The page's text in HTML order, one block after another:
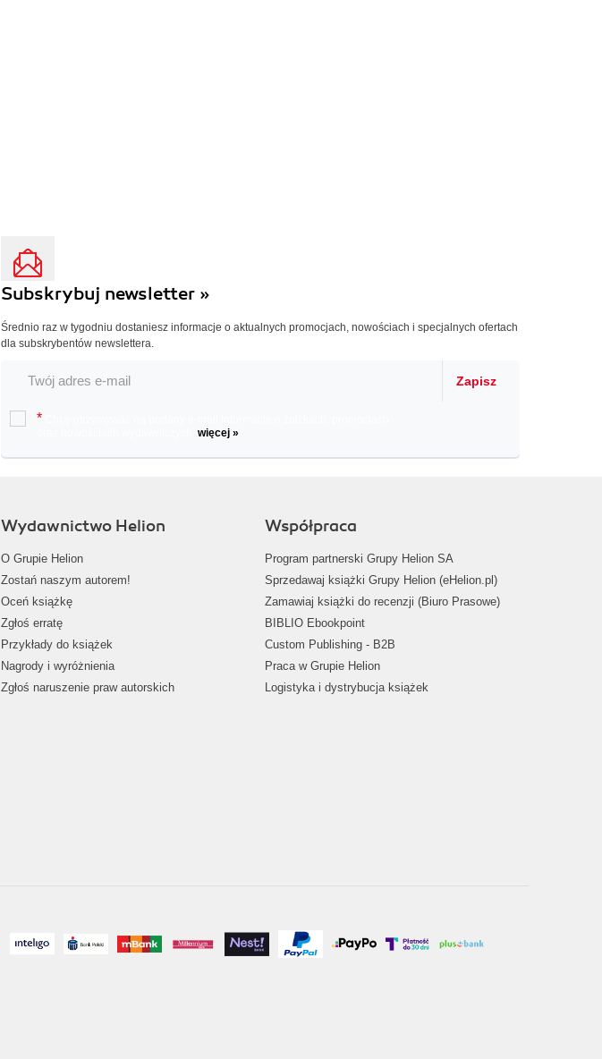
Subskrybuj newsletter »
Średnio raz w tygodniu dostaniesz informacje o aktualnych promocjach, nowościach i specjalnych ofertach
dla subskrybentów newslettera.
Zapisz
*
więcej »
Wydawnictwo Helion
O Grupie Helion
Zostań naszym autorem!
Oceń książkę
Zgłoś erratę
Przykłady do książek
Nagrody i wyróżnienia
Zgłoś naruszenie praw autorskich
Współpraca
Program partnerski Grupy Helion SA
Sprzedawaj książki Grupy Helion (eHelion.pl)
Zamawiaj książki do recenzji (Biuro Prasowe)
BIBLIO Ebookpoint
Custom Publishing - B2B
Praca w Grupie Helion
Logistyka i dystrybucja książek